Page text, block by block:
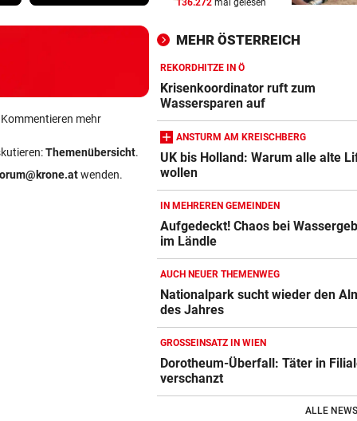
mehr
Themenübersicht.
wenden.
Dorotheum-Überfall: Täter in
Filiale verschanzt
KRONE+ TESTET FÜR SIE
Insta360 Mic Pro: Endlich
Ton am Handy?
CHIPS, KI UND ROBOTER
Diese China-Durchbrüche
machen Washington nervös
136.272 mal gelesen
MEHR ÖSTERREICH
REKORDHITZE IN Ö
Krisenkoordinator ruft zum
Wassersparen auf
ANSTURM AM KREISCHBERG
UK bis Holland: Warum alle alte
wollen
IN MEHREREN GEMEINDEN
Aufgedeckt! Chaos bei
im Ländle
AUCH NEUER THEMENWEG
Nationalpark sucht wieder den
des Jahres
GROSSEINSATZ IN WIEN
Dorotheum-Überfall: Täter in
verschanzt
ALLE